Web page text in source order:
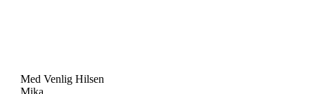
Med Venlig Hilsen
Mika